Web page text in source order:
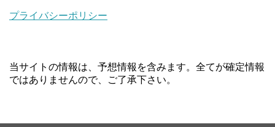
プライバシーポリシー
当サイトの情報は、予想情報を含みます。全てが確定情報
ではありませんので、ご了承下さい。